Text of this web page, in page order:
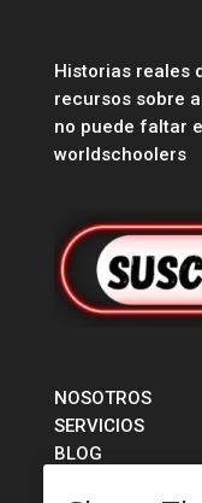
Historias reales
recursos sobre
no puede faltar
worldschoolers
NOSOTROS
SERVICIOS
BLOG